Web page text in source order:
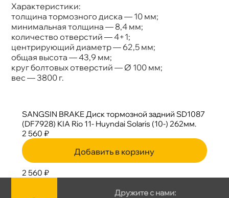
Характеристики:
толщина тормозного диска — 10 мм;
минимальная толщина — 8,4 мм;
количество отверстий — 4+1;
центрирующий диаметр — 62,5 мм;
общая высота — 43,9 мм;
круг болтовых отверстий — Ø 100 мм;
ес — 3800 г.
SANGSIN BRAKE Диск тормозной задний SD1087
(DF7928) KIA Rio 11- Huyndai Solaris (10-) 262мм.
2 560 ₽
Добавить в корзину
2 560 ₽
Дружите с нами: